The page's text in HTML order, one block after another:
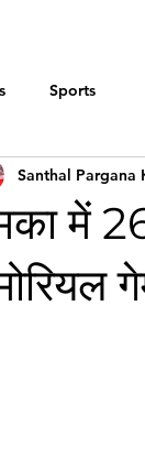
Sports
में
Santhal Pargana